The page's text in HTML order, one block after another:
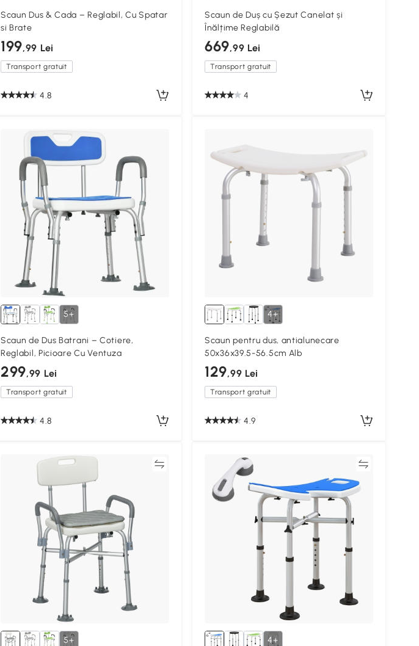
Scaun Dus & Cada – Reglabil, Cu Spatar
si Brate
199,99 Lei
Transport gratuit
4.8
Scaun de Duș cu Șezut Canelat și
Înălțime Reglabilă
669,99 Lei
Transport gratuit
4
5+
Scaun de Dus Batrani – Cotiere,
Reglabil, Picioare Cu Ventuza
299,99 Lei
Transport gratuit
4.8
4+
Scaun pentru dus, antialunecare
50x36x39.5-56.5cm Alb
129,99 Lei
Transport gratuit
4.9
5+ 4+